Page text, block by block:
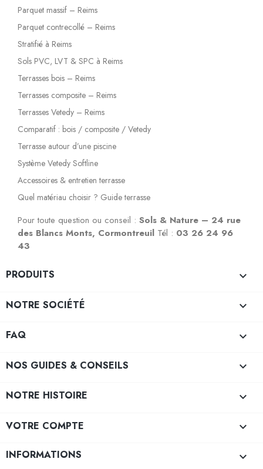
Parquet massif – Reims
Parquet contrecollé – Reims
Stratifié à Reims
Sols PVC, LVT & SPC à Reims
Terrasses bois – Reims
Terrasses composite – Reims
Terrasses Vetedy – Reims
Comparatif : bois / composite / Vetedy
Terrasse autour d’une piscine
Système Vetedy Softline
Accessoires & entretien terrasse
Quel matériau choisir ? Guide terrasse
Pour toute question ou conseil : Sols & Nature – 24 rue
des Blancs Monts, Cormontreuil Tél : 03 26 24 96
43
PRODUITS 
NOTRE SOCIÉTÉ 
FAQ 
NOS GUIDES & CONSEILS 
NOTRE HISTOIRE 
VOTRE COMPTE 
INFORMATIONS keyboard_arrow_down